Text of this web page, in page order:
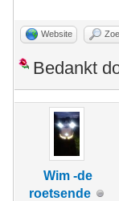
Website
Bedankt
Wim -de
roetsende